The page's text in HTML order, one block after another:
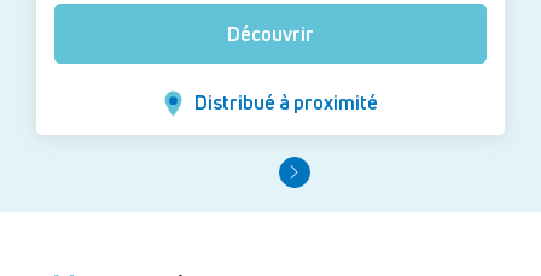
Découvrir
Distribué à proximité